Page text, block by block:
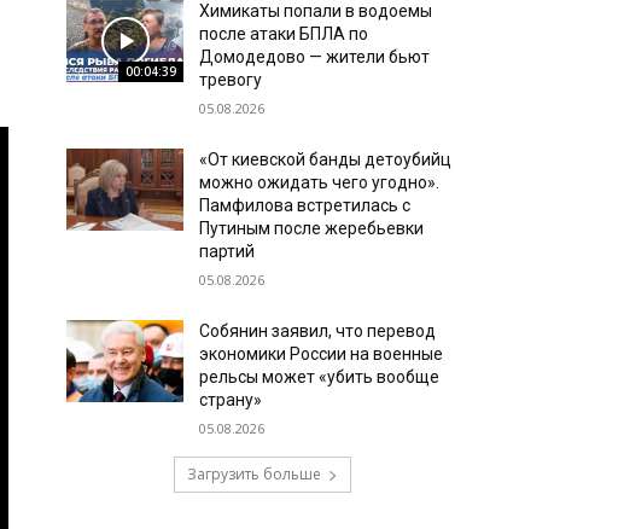
00:04:39
Химикаты попали в водоемы
после атаки БПЛА по
Домодедово — жители бьют
тревогу
05.08.2026
«От киевской банды детоубийц
можно ожидать чего угодно».
Памфилова встретилась с
Путиным после жеребьевки
партий
05.08.2026
Собянин заявил, что перевод
экономики России на военные
рельсы может «убить вообще
страну»
05.08.2026
Загрузить больше